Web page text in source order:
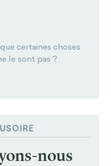
hazards-of-
is not an antecedent of
the illusion of
doi: 10.1111/dmcn.13483
certaines choses
le sont pas ?
nous